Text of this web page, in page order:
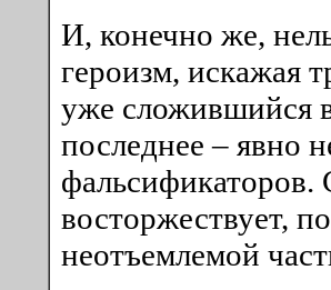
И, конечно же,
героизм, искажая
уже сложившийся
последнее – явно
фальсификаторов.
восторжествует,
неотъемлемой